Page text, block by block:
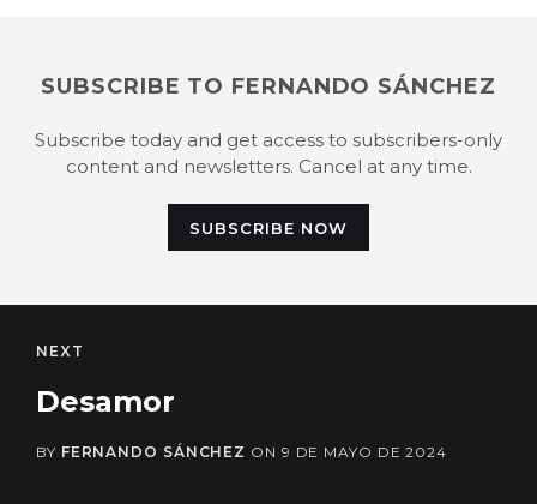
SUBSCRIBE TO FERNANDO SÁNCHEZ
Subscribe today and get access to subscribers-only
content and newsletters. Cancel at any time.
SUBSCRIBE NOW
NEXT
Desamor
BY FERNANDO SÁNCHEZ ON 9 DE MAYO DE 2024